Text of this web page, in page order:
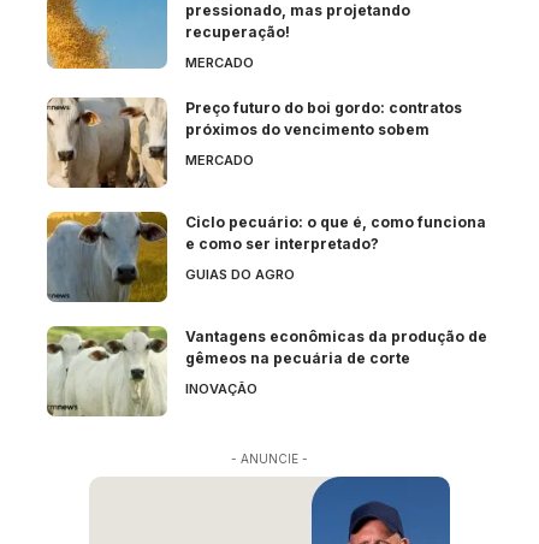
pressionado, mas projetando
recuperação!
MERCADO
Preço futuro do boi gordo: contratos
próximos do vencimento sobem
MERCADO
Ciclo pecuário: o que é, como funciona
e como ser interpretado?
GUIAS DO AGRO
Vantagens econômicas da produção de
gêmeos na pecuária de corte
INOVAÇÃO
- ANUNCIE -